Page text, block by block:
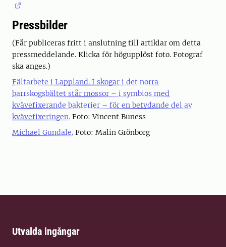
Pressbilder
(Får publiceras fritt i anslutning till artiklar om detta
pressmeddelande. Klicka för högupplöst foto. Fotograf
ska anges.)
Fältarbete i Lappland. I skogar i det norra
barrskogsbältet står mossor – i symbios med
kvävefixerande bakterier – för en betydande del av
kvävefixeringen. Foto: Vincent Buness
Michael Gundale. Foto: Malin Grönborg
Utvalda ingångar